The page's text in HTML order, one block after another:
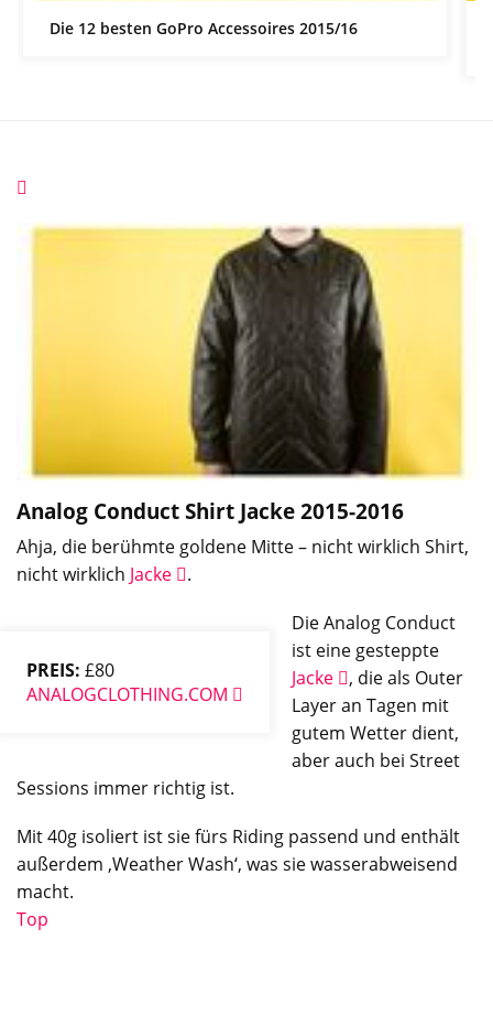
Die 12 besten GoPro Accessoires 2015/16
Analog Conduct Shirt Jacke 2015-2016
Ahja, die berühmte goldene Mitte – nicht wirklich Shirt,
nicht wirklich Jacke .
PREIS: £80
ANALOGCLOTHING.COM
Die Analog Conduct
ist eine gesteppte
Jacke
, die als Outer
Layer an Tagen mit
gutem Wetter dient,
aber auch bei Street
Sessions immer richtig ist.
Mit 40g isoliert ist sie fürs Riding passend und enthält
außerdem ‚Weather Wash‘, was sie wasserabweisend
macht.
Top